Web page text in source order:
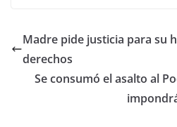
Madre pide justicia para su
derechos
Se consumó el asalto al